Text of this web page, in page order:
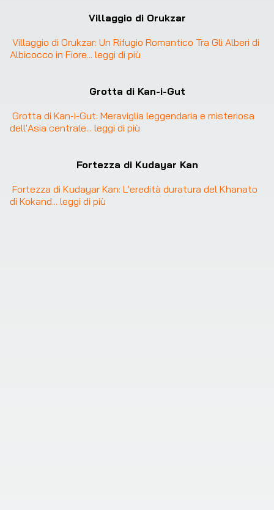
Villaggio di Orukzar
Villaggio di Orukzar: Un Rifugio Romantico Tra Gli Alberi di
Albicocco in Fiore... leggi di più
Grotta di Kan-i-Gut
Grotta di Kan-i-Gut: Meraviglia leggendaria e misteriosa
dell'Asia centrale... leggi di più
Fortezza di Kudayar Kan
Fortezza di Kudayar Kan: L'eredità duratura del Khanato
di Kokand... leggi di più